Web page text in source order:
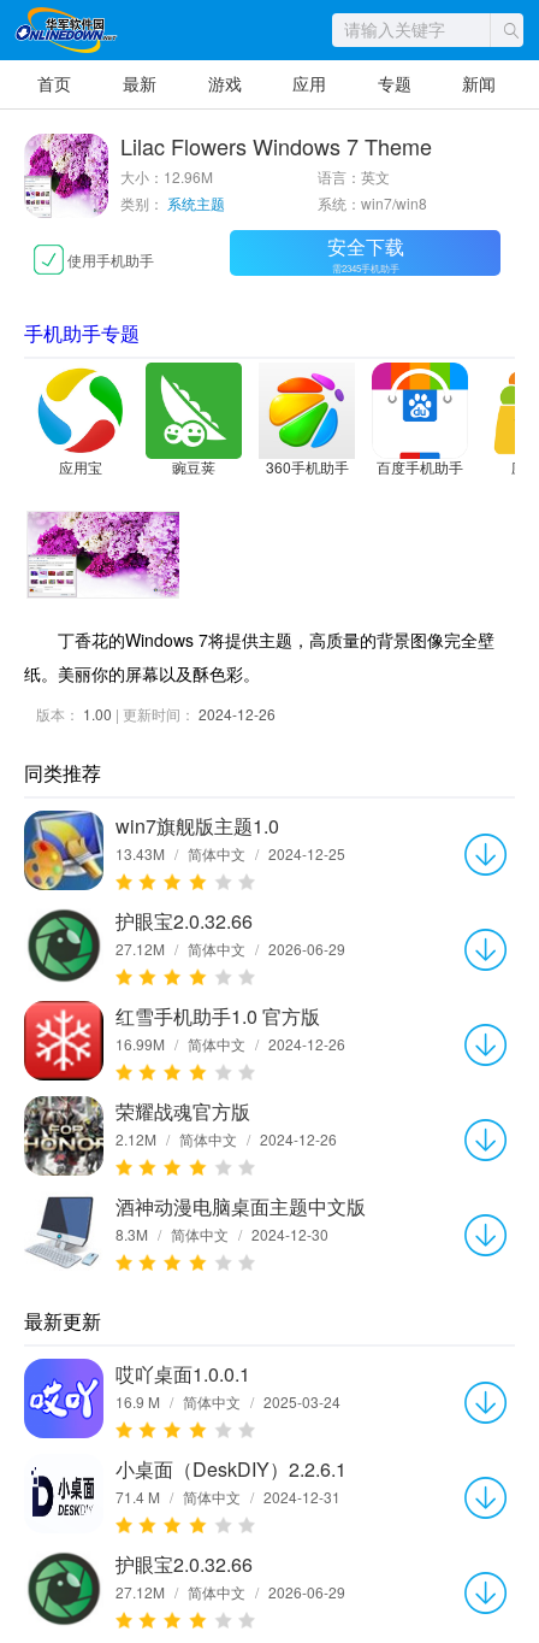
首页 最新 游戏 应用 专题 新闻
Lilac Flowers Windows 7 Theme
大小：12.96M
语言：英文
类别： 系统主题 系统：win7/win8
使用手机助手 安全下载
需2345手机助手
手机助手专题
应用宝 豌豆荚 360手机助手 百度手机助手 应
丁香花的Windows 7将提供主题，高质量的背景图像完全壁
纸。美丽你的屏幕以及酥色彩。
版本： 1.00 | 更新时间： 2024-12-26
同类推荐
win7旗舰版主题1.0
13.43M / 简体中文 / 2024-12-25
护眼宝2.0.32.66
27.12M / 简体中文 / 2026-06-29
红雪手机助手1.0 官方版
16.99M / 简体中文 / 2024-12-26
荣耀战魂官方版
2.12M / 简体中文 / 2024-12-26
酒神动漫电脑桌面主题中文版
8.3M / 简体中文 / 2024-12-30
最新更新
哎吖桌面1.0.0.1
16.9 M / 简体中文 / 2025-03-24
小桌面（DeskDIY）2.2.6.1
71.4 M / 简体中文 / 2024-12-31
护眼宝2.0.32.66
27.12M / 简体中文 / 2026-06-29